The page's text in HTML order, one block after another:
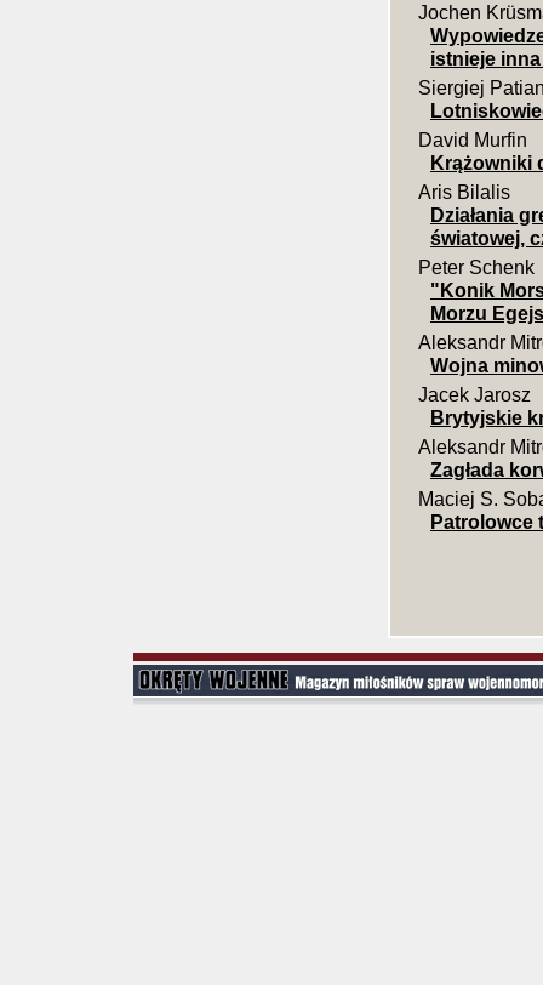
Jochen
istnieje
Siergiej
David Murfin
Krążowniki
Aris Bilalis
Działania
światowej,
Peter Schenk
"Konik
Morzu
Aleksandr
Wojna
Jacek Jarosz
Brytyjskie
Aleksandr
Zagłada
Maciej S.
Patrolowce